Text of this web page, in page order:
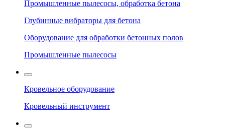
Промышленные пылесосы, обработка бетона
Глубинные вибраторы для бетона
Оборудование для обработки бетонных полов
Промышленные пылесосы
Кровельное оборудование
Кровельный инструмент